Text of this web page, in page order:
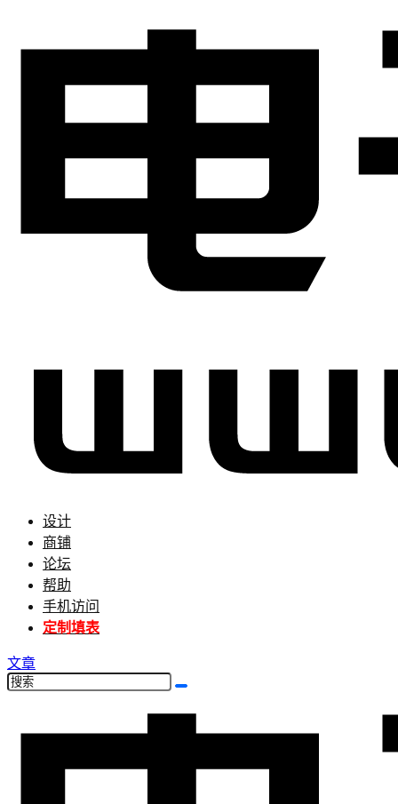
设计
商铺
论坛
帮助
手机访问
定制填表
文章